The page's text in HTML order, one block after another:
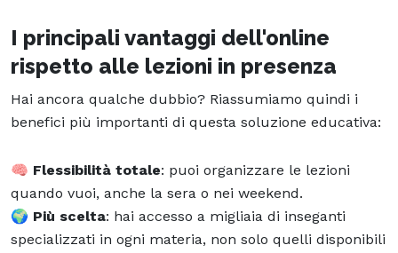
I principali vantaggi dell'online
rispetto alle lezioni in presenza
Hai ancora qualche dubbio? Riassumiamo quindi i
benefici più importanti di questa soluzione educativa:
🧠 Flessibilità totale: puoi organizzare le lezioni
quando vuoi, anche la sera o nei weekend.
🌍 Più scelta: hai accesso a migliaia di inseganti
specializzati in ogni materia, non solo quelli disponibili